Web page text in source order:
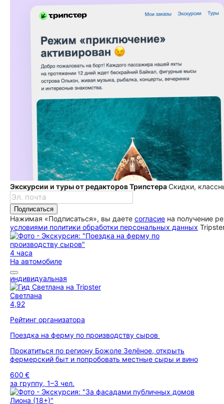
Экскурсии и туры от редакторов ТрипстераСкидки,
Подписаться
Нажимая «Подписаться», вы даете согласие на получение
условиями политики обработки персональных данных
4 часа
На автомобиле
индивидуальная
Светлана
4,92
Рейтинг организатора
Поездка на ферму по производству сыров
Прокатиться по региону Божоле Зелёное, открыть
фермерский быт и попробовать местные сыры и вино
600 €
за группу, 1–3 чел.